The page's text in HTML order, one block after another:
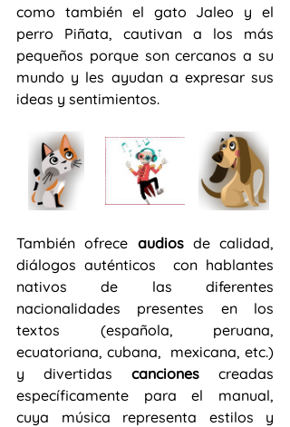
como también el gato Jaleo y el
perro Piñata, cautivan a los más
pequeños porque son cercanos a su
mundo y les ayudan a expresar sus
ideas y sentimientos.
También ofrece audios de calidad,
diálogos auténticos  con hablantes
nativos de las diferentes
nacionalidades presentes en los
textos (española, peruana,
ecuatoriana, cubana,  mexicana, etc.)
y divertidas canciones creadas
específicamente para el manual,
cuya música representa estilos y